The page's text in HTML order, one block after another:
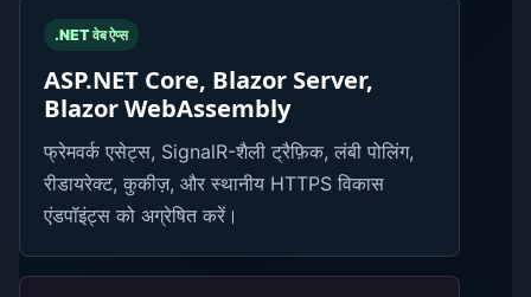
.NET वेब ऐप्स
ASP.NET Core, Blazor Server,
Blazor WebAssembly
फ्रेमवर्क एसेट्स, SignalR-शैली ट्रैफ़िक, लंबी पोलिंग,
रीडायरेक्ट, कुकीज़, और स्थानीय HTTPS विकास
एंडपॉइंट्स को अग्रेषित करें।